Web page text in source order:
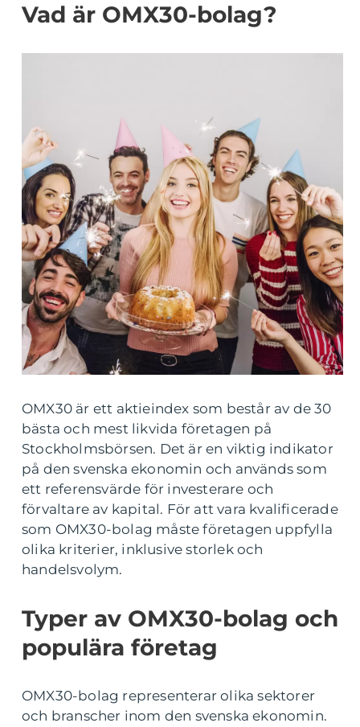
Vad är OMX30-bolag?
OMX30 är ett aktieindex som består av de 30
bästa och mest likvida företagen på
Stockholmsbörsen. Det är en viktig indikator
på den svenska ekonomin och används som
ett referensvärde för investerare och
förvaltare av kapital. För att vara kvalificerade
som OMX30-bolag måste företagen uppfylla
olika kriterier, inklusive storlek och
handelsvolym.
Typer av OMX30-bolag och
populära företag
OMX30-bolag representerar olika sektorer
och branscher inom den svenska ekonomin.